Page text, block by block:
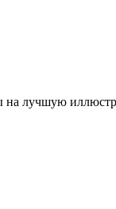
лучшую